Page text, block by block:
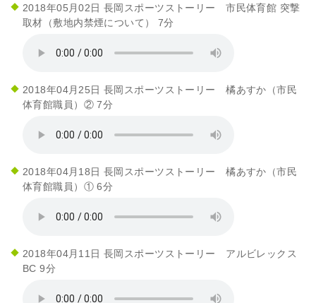
2018年05月02日 長岡スポーツストーリー 市民体育館 突撃
取材（敷地内禁煙について） 7分
2018年04月25日 長岡スポーツストーリー 橘あすか（市民
体育館職員）② 7分
2018年04月18日 長岡スポーツストーリー 橘あすか（市民
体育館職員）① 6分
2018年04月11日 長岡スポーツストーリー アルビレックス
BC 9分